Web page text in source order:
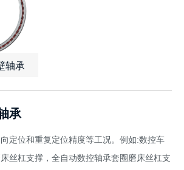
轴承
报价
承
定位和重复定位精度等工况。例如:数控车
丝杠支撑，全自动数控轴承套圈磨床丝杠支